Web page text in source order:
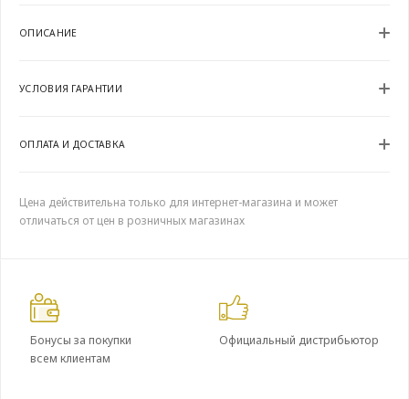
ОПИСАНИЕ
УСЛОВИЯ ГАРАНТИИ
ОПЛАТА И ДОСТАВКА
Цена действительна только для интернет-магазина и может
отличаться от цен в розничных магазинах
Бонусы за покупки
всем клиентам
Официальный дистрибьютор